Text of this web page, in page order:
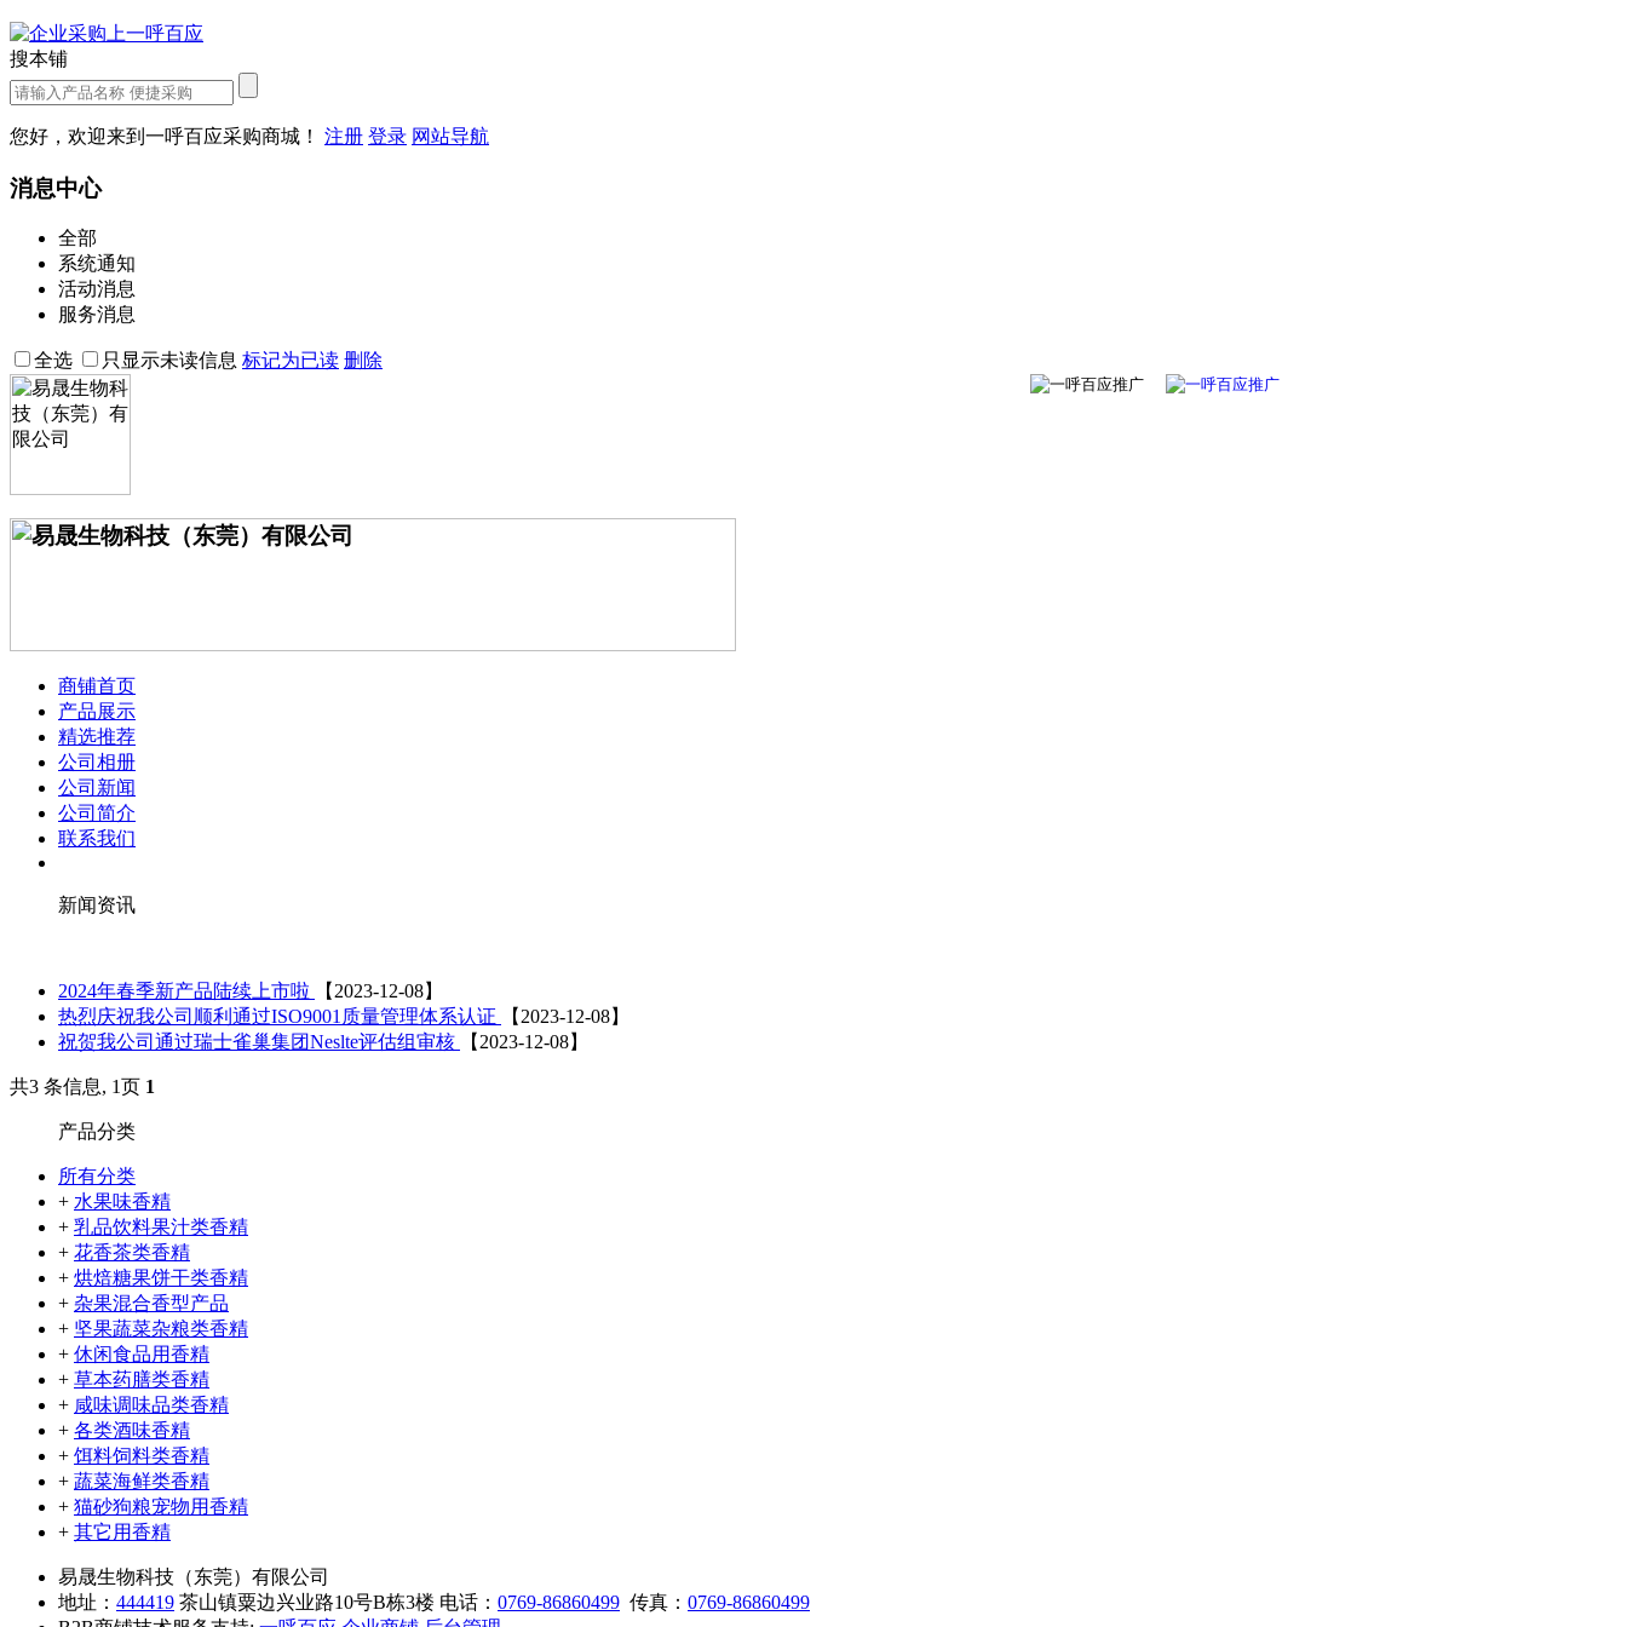
搜本铺
您好，欢迎来到一呼百应采购商城！ 注册 登录 网站导航
消息中心
全部
系统通知
活动消息
服务消息
全选 只显示未读信息 标记为已读 删除
商铺首页
产品展示
精选推荐
公司相册
公司新闻
公司简介
联系我们
新闻资讯
2024年春季新产品陆续上市啦
【2023-12-08】
热烈庆祝我公司顺利通过ISO9001质量管理体系认证
【2023-12-08】
祝贺我公司通过瑞士雀巢集团Neslte评估组审核
【2023-12-08】
共3 条信息, 1页 1
产品分类
所有分类
+ 水果味香精
+ 乳品饮料果汁类香精
+ 花香茶类香精
+ 烘焙糖果饼干类香精
+ 杂果混合香型产品
+ 坚果蔬菜杂粮类香精
+ 休闲食品用香精
+ 草本药膳类香精
+ 咸味调味品类香精
+ 各类酒味香精
+ 饵料饲料类香精
+ 蔬菜海鲜类香精
+ 猫砂狗粮宠物用香精
+ 其它用香精
易晟生物科技（东莞）有限公司
地址： 444419 茶山镇粟边兴业路10号B栋3楼 电话： 0769-86860499 传真： 0769-86860499